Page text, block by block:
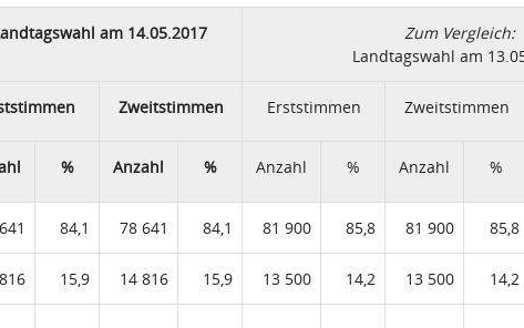
am 14.05.2017
Zum Vergleich:
Landtagswahl am
Zweitstimmen Erststimmen Zweitstimmen
% Anzahl % Anzahl % Anzahl %
84,1 78 641 84,1 81 900 85,8 81 900 85,8
15,9 14 816 15,9 13 500 14,2 13 500 14,2